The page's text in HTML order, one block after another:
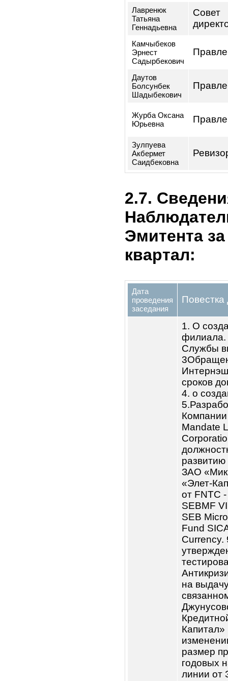
владеет
доли в
Эмитента:
Ф.И.О.
Лайлиев
Нурдин
Джумаканович
Усенакун уулу
Нуржигит
Лавренюк
Геннадьевна
Камчыбеков
Эрнест
Садырбекович
Шадыбекович
Журба Оксана
Саидбековна
2.7.
Эмитента
квартал:
1. О
сроков
4. о